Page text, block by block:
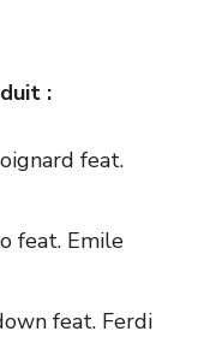
:
feat.
feat. Emile
feat. Ferdi